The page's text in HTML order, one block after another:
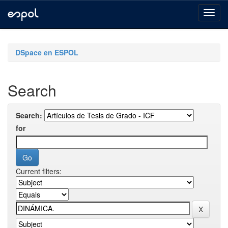
navigationDSpace en ESPOL
Search
Search:
for
Current filters: